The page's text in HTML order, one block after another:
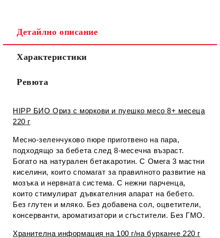
Детайлно описание
Характеристики
Ревюта
HIPP БИО Ориз с моркови и пуешко месо 8+ месеца
220 г
Месно-зеленчуково пюре приготвено на пара,
подходящо за бебета след 8-месечна възраст.
Богато на натурален бетакаротин. С Омега 3 мастни
киселини, които спомагат за правилното развитие на
мозъка и нервната система. С нежни парченца,
които стимулират дъвкателния апарат на бебето.
Без глутен и мляко. Без добавена сол, оцветители,
консерванти, ароматизатори и сгъстители. Без ГМО.
Хранителна информация на 100 г/на бурканче 220 г